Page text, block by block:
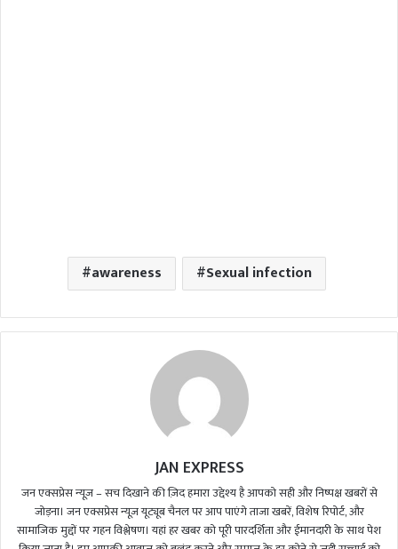
awareness Sexual infection
JAN EXPRESS
जन एक्सप्रेस न्यूज़ – सच दिखाने की ज़िद हमारा उद्देश्य है आपको सही और निष्पक्ष खबरों से
जोड़ना। जन एक्सप्रेस न्यूज़ यूट्यूब चैनल पर आप पाएंगे ताजा खबरें, विशेष रिपोर्ट, और
सामाजिक मुद्दों पर गहन विश्लेषण। यहां हर खबर को पूरी पारदर्शिता और ईमानदारी के साथ पेश